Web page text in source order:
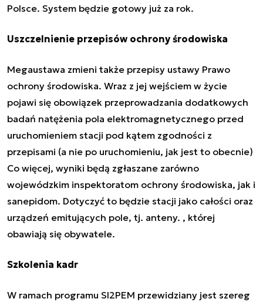
Polsce. System będzie gotowy już za rok.
Uszczelnienie przepisów ochrony środowiska
Megaustawa zmieni także przepisy ustawy Prawo
ochrony środowiska. Wraz z jej wejściem w życie
pojawi się obowiązek przeprowadzania dodatkowych
badań natężenia pola elektromagnetycznego przed
uruchomieniem stacji pod kątem zgodności z
przepisami (a nie po uruchomieniu, jak jest to obecnie)
Co więcej, wyniki będą zgłaszane zarówno
wojewódzkim inspektoratom ochrony środowiska, jak i
sanepidom. Dotyczyć to będzie stacji jako całości oraz
urządzeń emitujących pole, tj. anteny. , której
obawiają się obywatele.
Szkolenia kadr
W ramach programu SI2PEM przewidziany jest szereg